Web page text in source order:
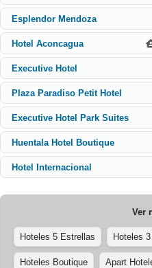
Esplendor Mendoza
Hotel Aconcagua
Executive Hotel
Plaza Paradiso Petit Hotel
Executive Hotel Park Suites
Huentala Hotel Boutique
Hotel Internacional
Ver
Hoteles 5 Estrellas Hoteles
Hoteles Boutique Apart